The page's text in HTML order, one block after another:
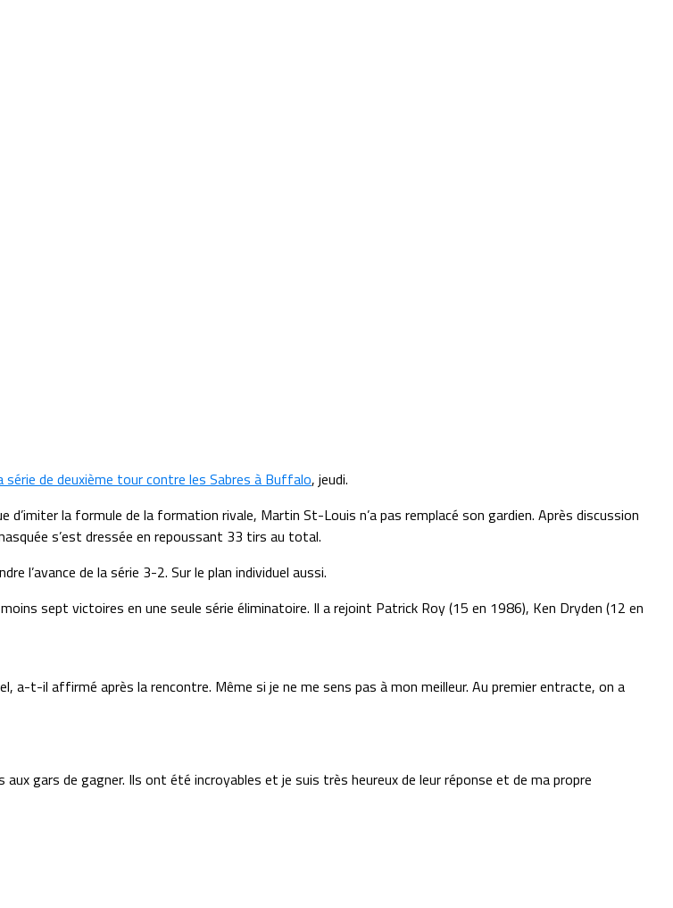
série de deuxième tour contre les Sabres à Buffalo, jeudi.
la formule de la formation rivale, Martin St-Louis n’a pas remplacé son gardien. Après discussion
s’est dressée en repoussant 33 tirs au total.
l’avance de la série 3-2. Sur le plan individuel aussi.
sept victoires en une seule série éliminatoire. Il a rejoint Patrick Roy(15 en 1986), Ken Dryden (12 en
a-t-il affirmé après la rencontre. Même si je ne me sens pas à mon meilleur. Au premier entracte, on a
gars de gagner. Ils ont été incroyables et je suis très heureux de leur réponse et de ma propre